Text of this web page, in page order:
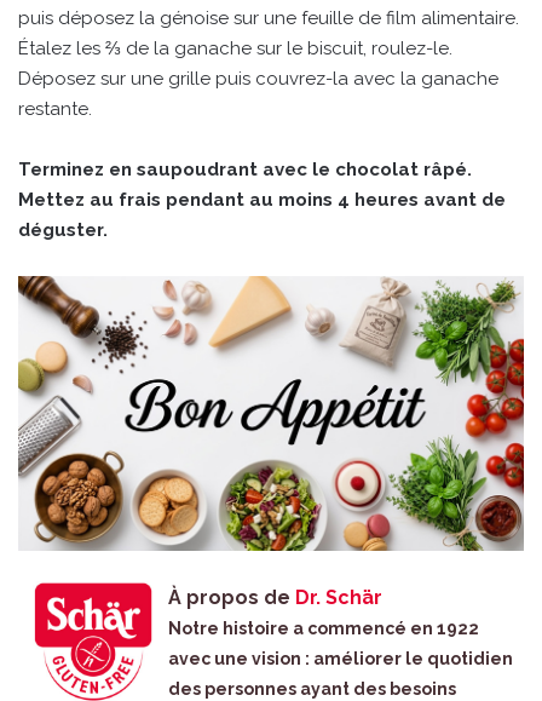
puis déposez la génoise sur une feuille de film alimentaire.
Étalez les ⅔ de la ganache sur le biscuit, roulez-le.
Déposez sur une grille puis couvrez-la avec la ganache
restante.
Terminez en saupoudrant avec le chocolat râpé.
Mettez au frais pendant au moins 4 heures avant de
déguster.
À propos de Dr. Schär
Notre histoire a commencé en 1922
avec une vision : améliorer le quotidien
des personnes ayant des besoins